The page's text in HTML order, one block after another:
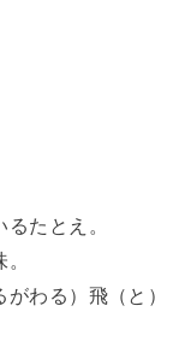
たとえ。
わる）飛（と）